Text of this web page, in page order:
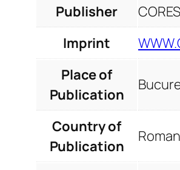
Publisher
Imprint
Place of
Publication
Country of
Publication